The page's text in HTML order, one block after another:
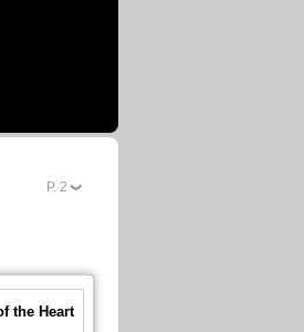
P. 2
the Heart